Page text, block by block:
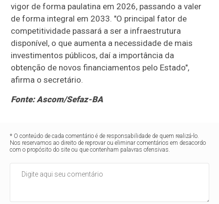
vigor de forma paulatina em 2026, passando a valer
de forma integral em 2033. "O principal fator de
competitividade passará a ser a infraestrutura
disponível, o que aumenta a necessidade de mais
investimentos públicos, daí a importância da
obtenção de novos financiamentos pelo Estado",
afirma o secretário.
Fonte: Ascom/Sefaz-BA
* O conteúdo de cada comentário é de responsabilidade de quem realizá-lo.
Nos reservamos ao direito de reprovar ou eliminar comentários em desacordo
com o propósito do site ou que contenham palavras ofensivas.